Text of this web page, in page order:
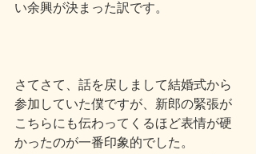
い余興が決まった訳です。
さてさて、話を戻しまして結婚式から
参加していた僕ですが、新郎の緊張が
こちらにも伝わってくるほど表情が硬
かったのが一番印象的でした。